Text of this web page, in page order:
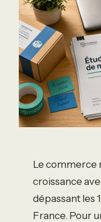
Le commerce
croissance
dépassant les
France. Pour